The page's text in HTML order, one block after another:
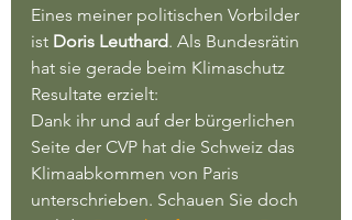
Eines meiner politischen Vorbilder
ist Doris Leuthard. Als Bundesrätin
hat sie gerade beim Klimaschutz
Resultate erzielt:
Dank ihr und auf der bürgerlichen
Seite der CVP hat die Schweiz das
Klimaabkommen von Paris
unterschrieben. Schauen Sie doch